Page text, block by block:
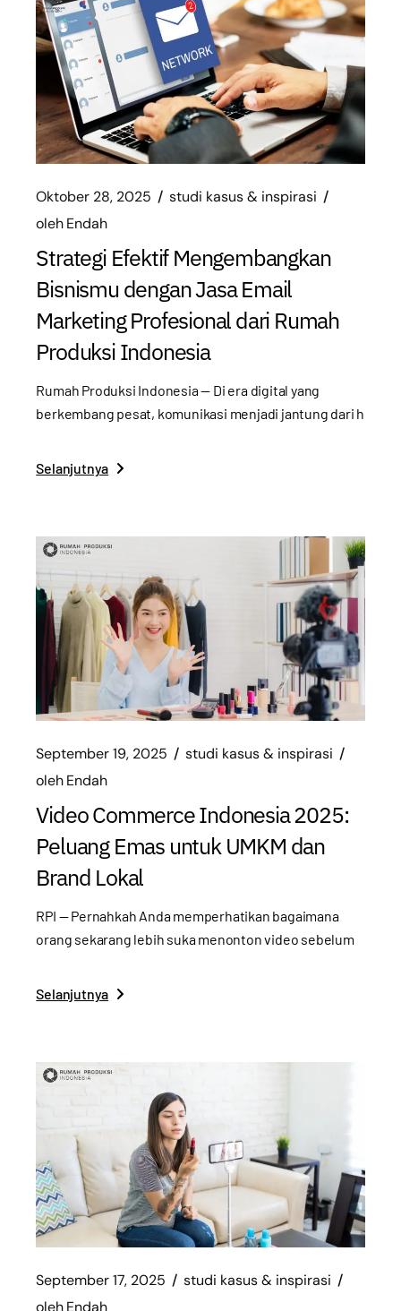
Oktober 28, 2025
studi kasus & inspirasi
olehEndah
Strategi Efektif Mengembangkan
Bisnismu dengan Jasa Email
Marketing Profesional dari Rumah
Produksi Indonesia
Rumah Produksi Indonesia — Di era digital yang
berkembang pesat, komunikasi menjadi jantung dari h
Selanjutnya
September 19, 2025
studi kasus & inspirasi
olehEndah
Video Commerce Indonesia 2025:
Peluang Emas untuk UMKM dan
Brand Lokal
RPI — Pernahkah Anda memperhatikan bagaimana
orang sekarang lebih suka menonton video sebelum
Selanjutnya
September 17, 2025
studi kasus & inspirasi
olehEndah